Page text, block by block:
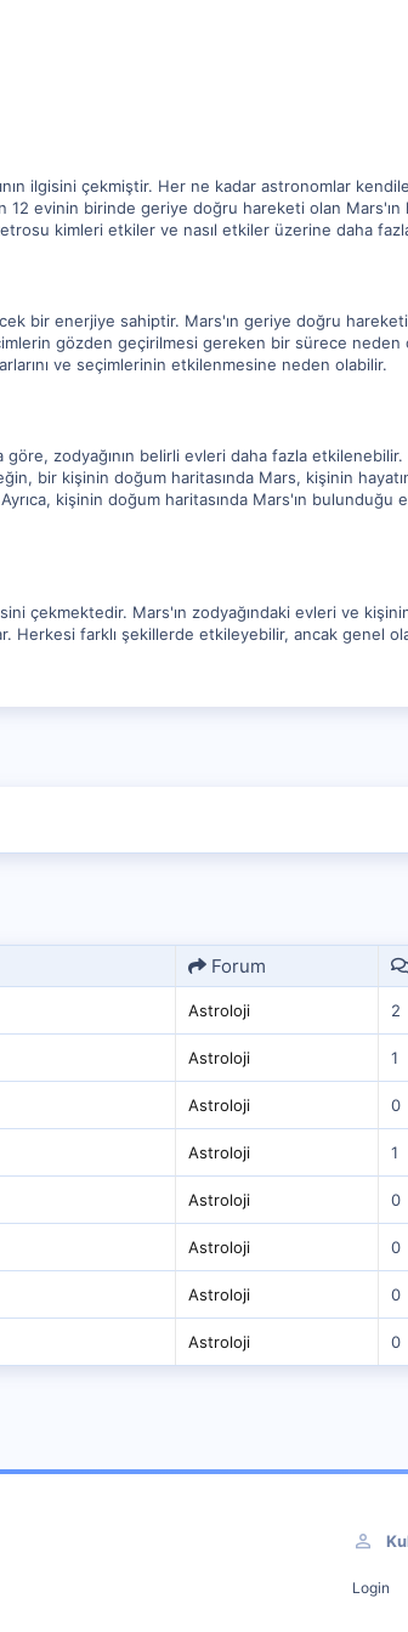
ilgisini çekmiştir. Her ne kadar astronomlar
12 evinin birinde geriye doğru hareketi olan
kimleri etkiler ve nasıl etkiler üzerine daha
bir enerjiye sahiptir. Mars'ın geriye doğru
gözden geçirilmesi gereken bir sürece
ve seçimlerinin etkilenmesine neden olabilir.
zodyağının belirli evleri daha fazla
bir kişinin doğum haritasında Mars, kişinin
kişinin doğum haritasında Mars'ın bulunduğu
çekmektedir. Mars'ın zodyağındaki evleri ve
farklı şekillerde etkileyebilir, ancak genel
Forum
Astroloji 2
Astroloji 1
Astroloji 0
Astroloji 1
Astroloji 0
Astroloji 0
Astroloji 0
Astroloji 0
Login